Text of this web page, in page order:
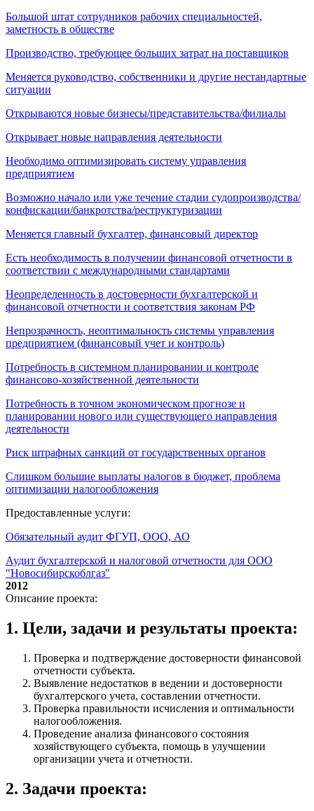
Большой штат сотрудников рабочих специальностей,
заметность в обществе
Производство, требующее больших затрат на поставщиков
Меняется руководство, собственники и другие нестандартные
ситуации
Открываются новые бизнесы/представительства/филиалы
Открывает новые направления деятельности
Необходимо оптимизировать систему управления
предприятием
Возможно начало или уже течение стадии судопроизводства/
конфискации/банкротства/реструктуризации
Меняется главный бухгалтер, финансовый директор
Есть необходимость в получении финансовой отчетности в
соответствии с международными стандартами
Неопределенность в достоверности бухгалтерской и
финансовой отчетности и соответствия законам РФ
Непрозрачность, неоптимальность системы управления
предприятием (финансовый учет и контроль)
Потребность в системном планировании и контроле
финансово-хозяйственной деятельности
Потребность в точном экономическом прогнозе и
планировании нового или существующего направления
деятельности
Риск штрафных санкций от государственных органов
Слишком большие выплаты налогов в бюджет, проблема
оптимизации налогообложения
Предоставленные услуги:
Обязательный аудит ФГУП, ООО, АО
Аудит бухгалтерской и налоговой отчетности для ООО
"Новосибирскоблгаз"
2012
Описание проекта:
1. Цели, задачи и результаты проекта:
Проверка и подтверждение достоверности финансовой
отчетности субъекта.
Выявление недостатков в ведении и достоверности
бухгалтерского учета, составлении отчетности.
Проверка правильности исчисления и оптимальности
налогообложения.
Проведение анализа финансового состояния
хозяйствующего субъекта, помощь в улучшении
организации учета и отчетности.
2. Задачи проекта: